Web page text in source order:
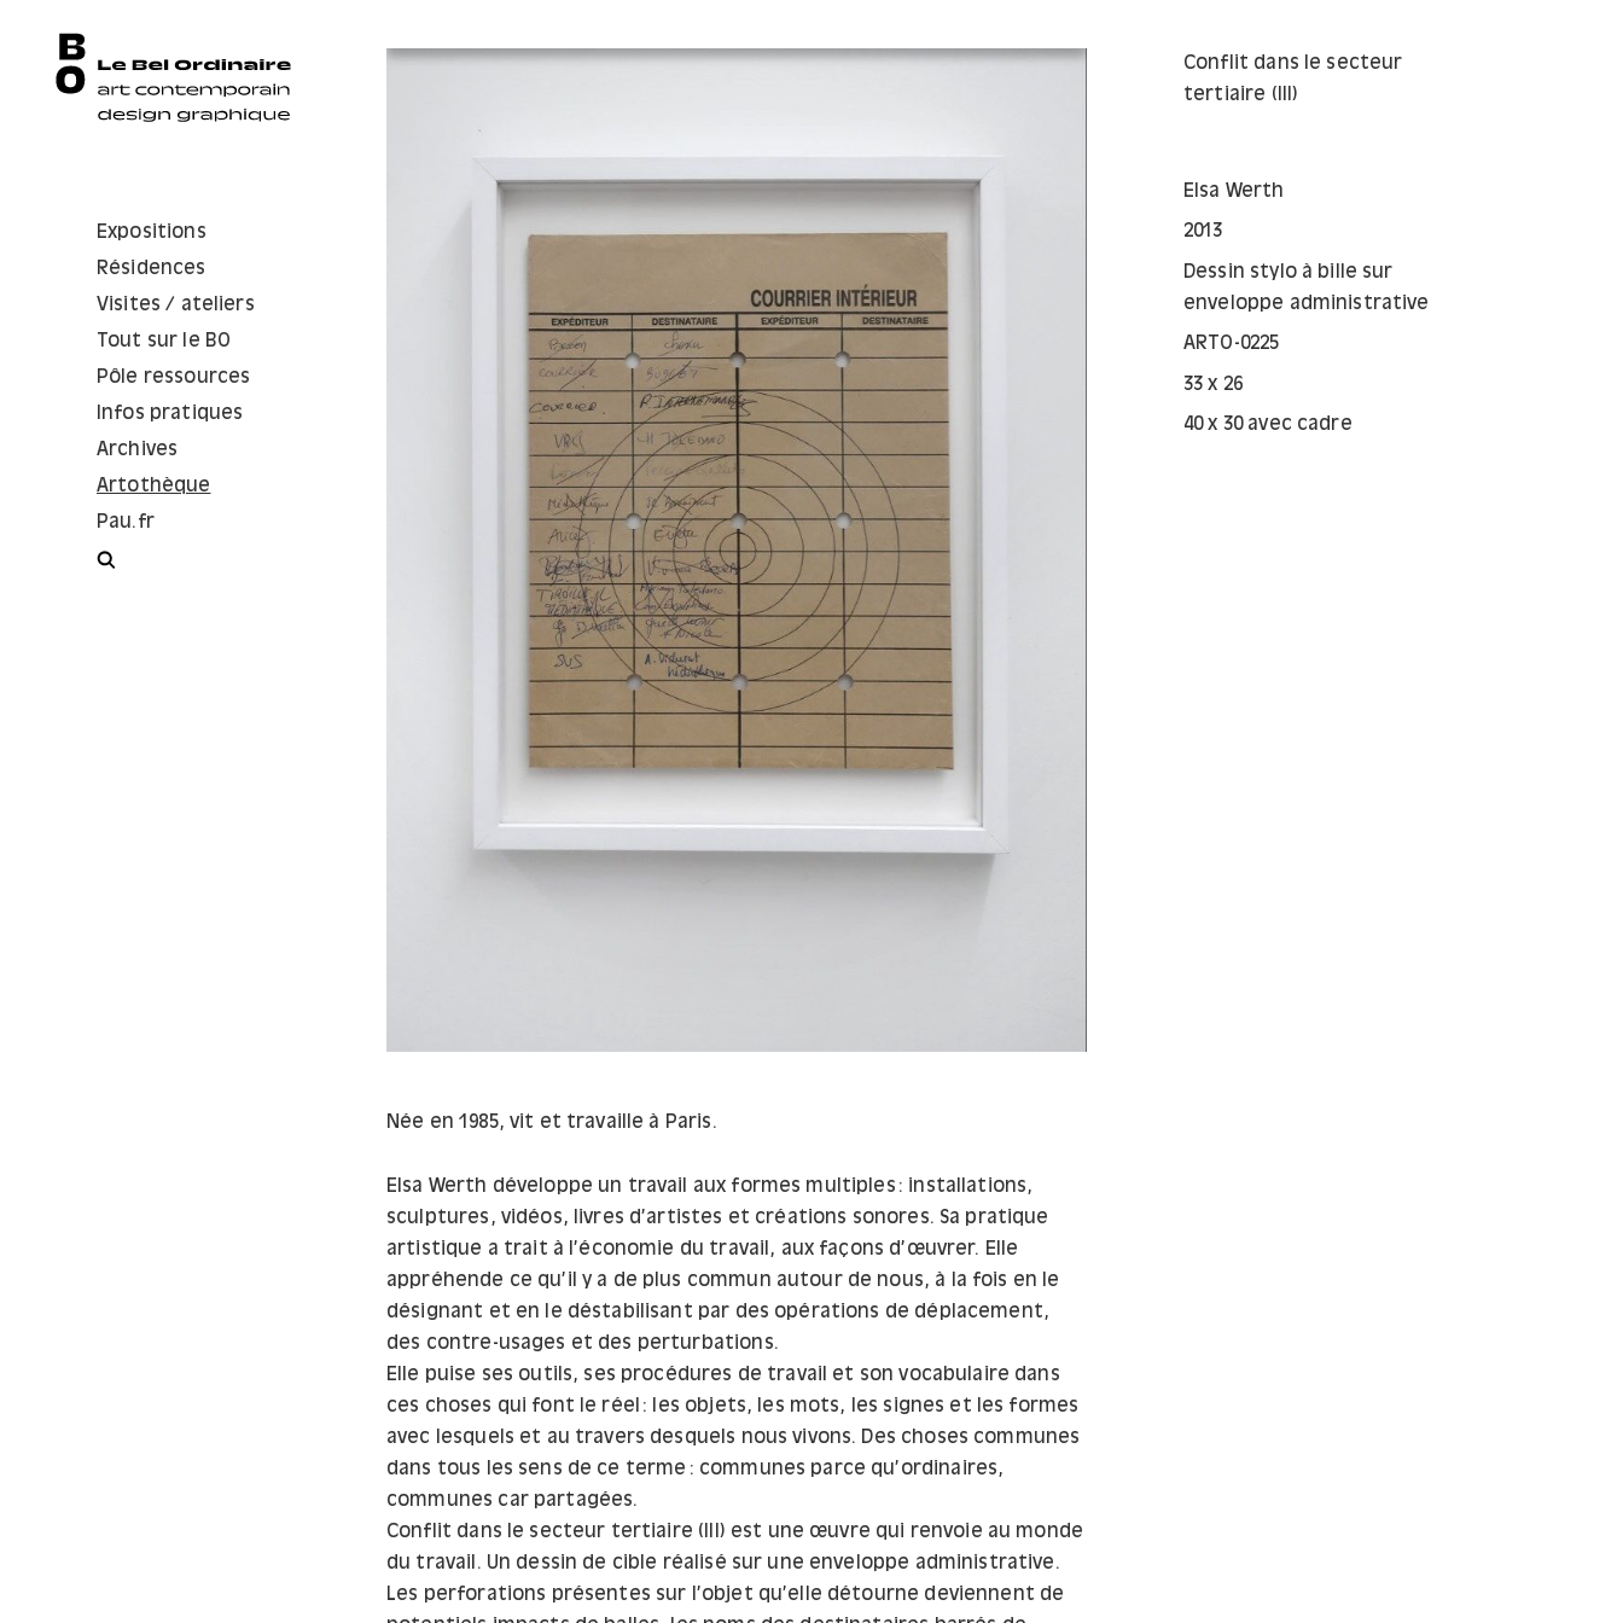
Expositions
Résidences
Visites / ateliers
Tout sur le BO
Pôle ressources
Infos pratiques
Archives
Artothèque
Pau.fr
Rechercher
Née en 1985, vit et travaille à Paris.
Elsa Werth développe un travail aux formes multiples : installations,
sculptures, vidéos, livres d’artistes et créations sonores. Sa pratique
artistique a trait à l’économie du travail, aux façons d’œuvrer. Elle
appréhende ce qu’il y a de plus commun autour de nous, à la fois en le
désignant et en le déstabilisant par des opérations de déplacement,
des contre-usages et des perturbations.
Elle puise ses outils, ses procédures de travail et son vocabulaire dans
ces choses qui font le réel : les objets, les mots, les signes et les formes
avec lesquels et au travers desquels nous vivons. Des choses communes
dans tous les sens de ce terme : communes parce qu’ordinaires,
communes car partagées.
Conflit dans le secteur tertiaire (III) est une œuvre qui renvoie au monde
du travail. Un dessin de cible réalisé sur une enveloppe administrative.
Les perforations présentes sur l’objet qu’elle détourne deviennent de
Conflit dans le secteur
tertiaire (III)
Elsa Werth
2013
Dessin stylo à bille sur
enveloppe administrative
ARTO-0225
33 x 26
40 x 30 avec cadre